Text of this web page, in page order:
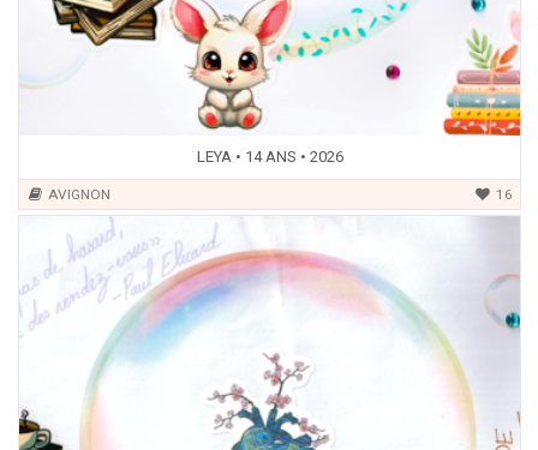
LEYA • 14 ANS • 2026
AVIGNON 16